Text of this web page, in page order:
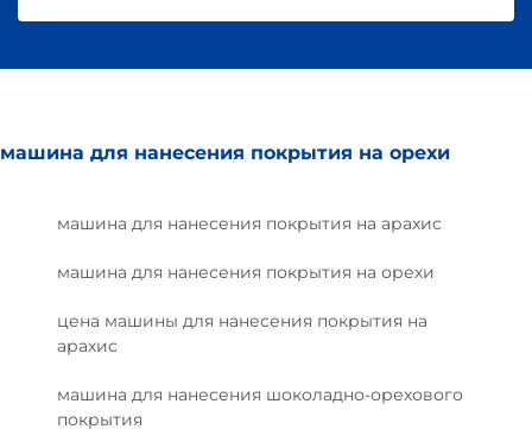
машина для нанесения покрытия на орехи
машина для нанесения покрытия на арахис
машина для нанесения покрытия на орехи
цена машины для нанесения покрытия на
арахис
машина для нанесения шоколадно-орехового
покрытия